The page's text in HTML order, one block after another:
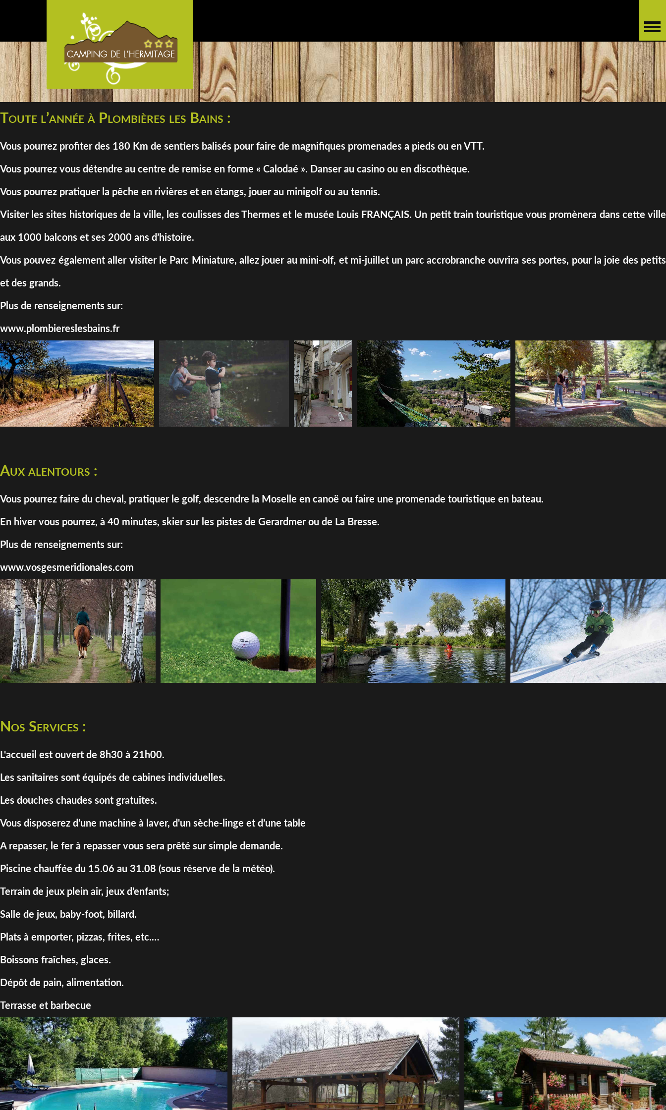
Toute l’année à Plombières les Bains :
Vous pourrez profiter des 180 Km de sentiers balisés pour faire de magnifiques promenades a pieds ou en VTT.
Vous pourrez vous détendre au centre de remise en forme « Calodaé ». Danser au casino ou en discothèque.
Vous pourrez pratiquer la pêche en rivières et en étangs, jouer au minigolf ou au tennis.
Visiter les sites historiques de la ville, les coulisses des Thermes et le musée Louis FRANÇAIS. Un petit train touristique vous promènera dans cette ville
aux 1000 balcons et ses 2000 ans d’histoire.
Vous pouvez également aller visiter le Parc Miniature, allez jouer au mini-olf, et mi-juillet un parc accrobranche ouvrira ses portes, pour la joie des petits
et des grands.
Plus de renseignements sur:
www.plombiereslesbains.fr
Aux alentours :
Vous pourrez faire du cheval, pratiquer le golf, descendre la Moselle en canoë ou faire une promenade touristique en bateau.
En hiver vous pourrez, à 40 minutes, skier sur les pistes de Gerardmer ou de La Bresse.
Plus de renseignements sur:
www.vosgesmeridionales.com
Nos Services :
L'accueil est ouvert de 8h30 à 21h00.
Les sanitaires sont équipés de cabines individuelles.
Les douches chaudes sont gratuites.
Vous disposerez d’une machine à laver, d'un sèche-linge et d’une table
A repasser, le fer à repasser vous sera prêté sur simple demande.
Piscine chauffée du 15.06 au 31.08 (sous réserve de la météo).
Terrain de jeux plein air, jeux d’enfants;
Salle de jeux, baby-foot, billard.
Plats à emporter, pizzas, frites, etc.…
Boissons fraîches, glaces.
Dépôt de pain, alimentation.
Terrasse et barbecue